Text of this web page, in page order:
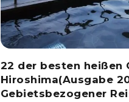
22 der besten heißen
Hiroshima(Ausgabe
Gebietsbezogener